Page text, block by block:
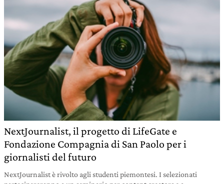
NextJournalist, il progetto di LifeGate e
Fondazione Compagnia di San Paolo per i
giornalisti del futuro
NextJournalist è rivolto agli studenti piemontesi. I selezionati